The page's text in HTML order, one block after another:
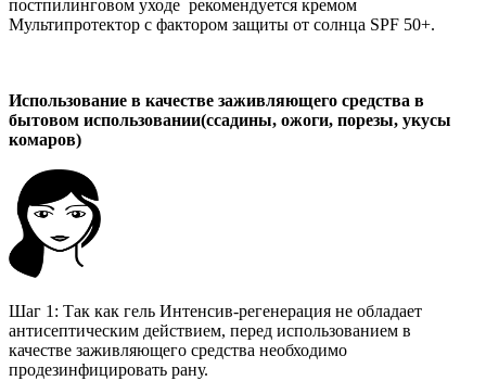
постпилинговом уходе рекомендуется кремом
Мультипротектор с фактором защиты от солнца SPF 50+.
Использование в качестве заживляющего средства в
бытовом использовании(ссадины, ожоги, порезы, укусы
комаров)
Шаг 1: Так как гель Интенсив-регенерация не обладает
антисептическим действием, перед использованием в
качестве заживляющего средства необходимо
продезинфицировать рану.